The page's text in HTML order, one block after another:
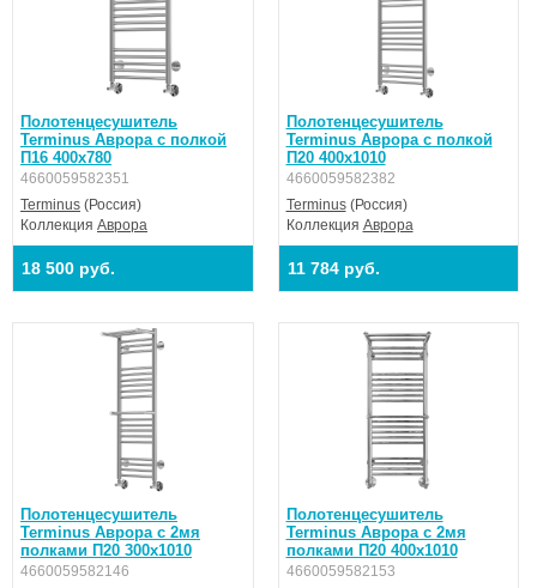
Полотенцесушитель
Terminus Аврора с полкой
П16 400х780
4660059582351
Terminus (Россия)
Коллекция Аврора
18 500 руб.
Полотенцесушитель
Terminus Аврора с полкой
П20 400х1010
4660059582382
Terminus(Россия)
Коллекция Аврора
11 784 руб.
Полотенцесушитель
Terminus Аврора с 2мя
полками П20 300х1010
4660059582146
Полотенцесушитель
Terminus Аврора с 2мя
полками П20 400х1010
4660059582153